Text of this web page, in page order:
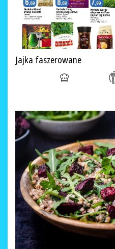
Jajka faszerowane